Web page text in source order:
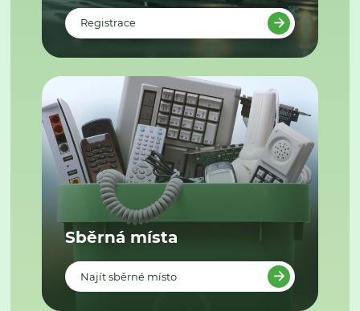
Registrace
Sběrná místa
Najít sběrné místo